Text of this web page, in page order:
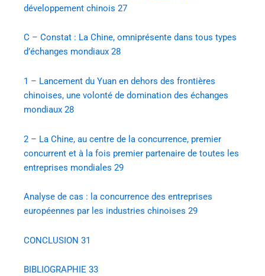
développement chinois 27
C – Constat : La Chine, omniprésente dans tous types
d’échanges mondiaux 28
1 – Lancement du Yuan en dehors des frontières
chinoises, une volonté de domination des échanges
mondiaux 28
2 – La Chine, au centre de la concurrence, premier
concurrent et à la fois premier partenaire de toutes les
entreprises mondiales 29
Analyse de cas : la concurrence des entreprises
européennes par les industries chinoises 29
CONCLUSION 31
BIBLIOGRAPHIE 33